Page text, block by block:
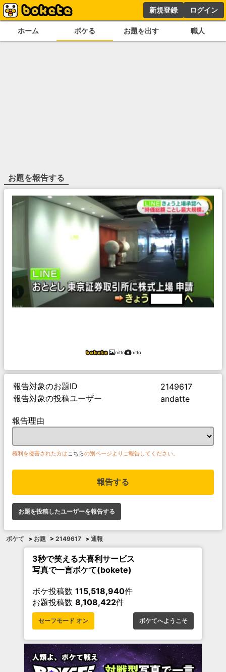
新規登録 ログイン
ホーム ボケる お題を出す 職人
お題を報告する
nitto nitto
報告対象のお題ID
2149617
報告対象の投稿ユーザー
andatte
報告理由
権利を侵害された方は こちらの別ページよりご報告してください。
報告する
お題を投稿したユーザーを報告する
ボケて > お題 > 2149617 > 通報
3秒で笑える大喜利サービス
写真で一言ボケて(bokete)
ボケ投稿数 115,518,940件
お題投稿数 8,108,422件
セーフモード オン ボケてへようこそ